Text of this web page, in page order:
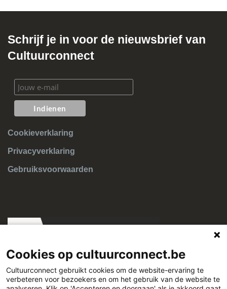
Schrijf je in voor de nieuwsbrief van
Cultuurconnect
Cookieverklaring
Privacyverklaring
Gebruiksvoorwaarden
Cookies op cultuurconnect.be
Cultuurconnect gebruikt cookies om de website-ervaring te
verbeteren voor bezoekers en om het gebruik van de website te